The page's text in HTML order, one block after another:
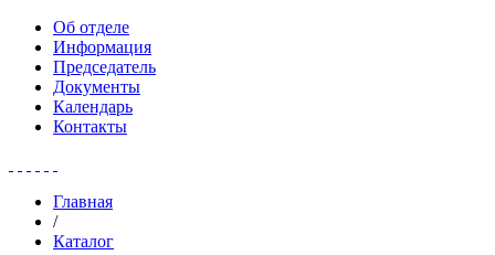
Об отделе
Информация
Председатель
Документы
Календарь
Контакты
Главная
/
Каталог